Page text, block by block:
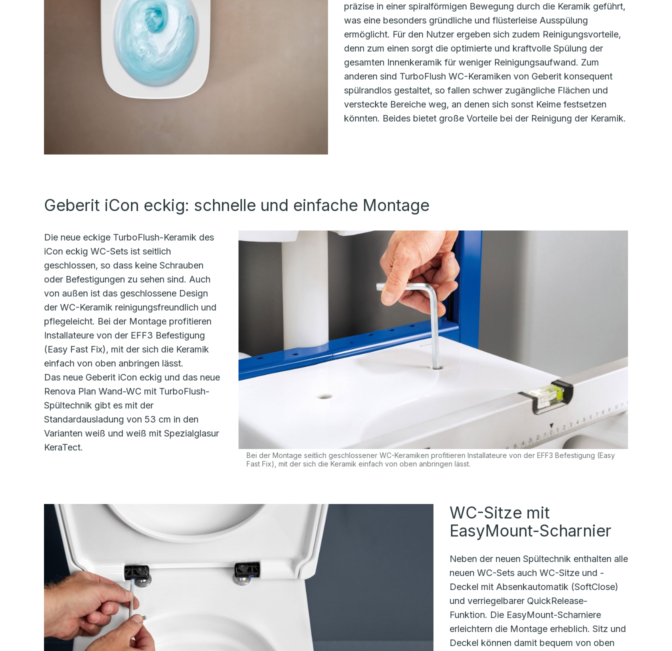
präzise in einer spiralförmigen Bewegung durch die Keramik geführt,
was eine besonders gründliche und flüsterleise Ausspülung
ermöglicht. Für den Nutzer ergeben sich zudem Reinigungsvorteile,
denn zum einen sorgt die optimierte und kraftvolle Spülung der
gesamten Innenkeramik für weniger Reinigungsaufwand. Zum
anderen sind TurboFlush WC-Keramiken von Geberit konsequent
spülrandlos gestaltet, so fallen schwer zugängliche Flächen und
versteckte Bereiche weg, an denen sich sonst Keime festsetzen
könnten. Beides bietet große Vorteile bei der Reinigung der Keramik.
Geberit iCon eckig: schnelle und einfache Montage
Bei der Montage seitlich geschlossener WC-Keramiken profitieren Installateure von der EFF3 Befestigung (Easy
Fast Fix), mit der sich die Keramik einfach von oben anbringen lässt.
Die neue eckige TurboFlush-Keramik des
iCon eckig WC-Sets ist seitlich
geschlossen, so dass keine Schrauben
oder Befestigungen zu sehen sind. Auch
von außen ist das geschlossene Design
der WC-Keramik reinigungsfreundlich und
pflegeleicht. Bei der Montage profitieren
Installateure von der EFF3 Befestigung
(Easy Fast Fix), mit der sich die Keramik
einfach von oben anbringen lässt.
Das neue Geberit iCon eckig und das neue
Renova Plan Wand-WC mit TurboFlush-
Spültechnik gibt es mit der
Standardausladung von 53 cm in den
Varianten weiß und weiß mit Spezialglasur
KeraTect.
WC-Sitze mit
EasyMount-Scharnier
Neben der neuen Spültechnik enthalten alle
neuen WC-Sets auch WC-Sitze und -
Deckel mit Absenkautomatik (SoftClose)
und verriegelbarer QuickRelease-
Funktion. Die EasyMount-Scharniere
erleichtern die Montage erheblich. Sitz und
Deckel können damit bequem von oben